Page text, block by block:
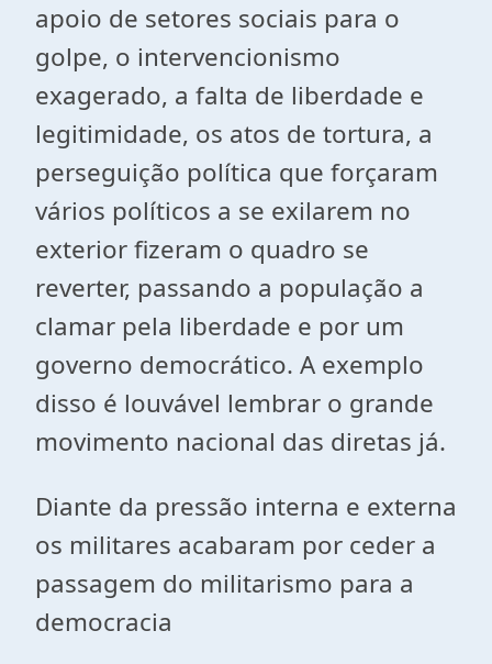
apoio de setores sociais para o
golpe, o intervencionismo
exagerado, a falta de liberdade e
legitimidade, os atos de tortura, a
perseguição política que forçaram
vários políticos a se exilarem no
exterior fizeram o quadro se
reverter, passando a população a
clamar pela liberdade e por um
governo democrático. A exemplo
disso é louvável lembrar o grande
movimento nacional das diretas já.
Diante da pressão interna e externa
os militares acabaram por ceder a
passagem do militarismo para a
democracia